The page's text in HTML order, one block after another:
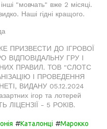
"мовчать" вже 2 місяці.
Наші гідні кращого.
ПРИЗВЕСТИ ДО ІГРОВОЇ
ВІДПОВІДАЛЬНУ ГРУ І
ПРАВИЛ. ТОВ "СЛОТС
І ПРОВЕДЕННЯ
ВИДАНУ 05.12.2024
ігор та лотерей
ЛІЦЕНЗІЇ - 5 РОКІВ.
#Каталонці #Марокко